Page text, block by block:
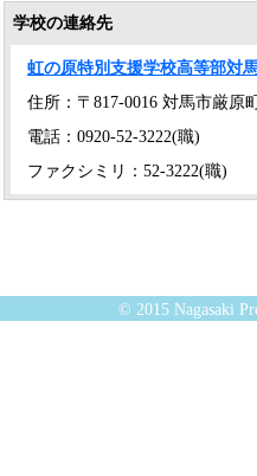
学校の連絡先
虹の原特別支援学校高等部対
住所：〒817-0016 対馬市厳原
電話：0920-52-3222(職)
ファクシミリ：52-3222(職)
© 2015 Nagasaki